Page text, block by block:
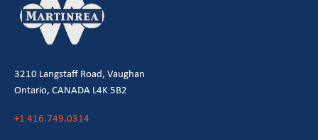
3210 Langstaff Road, Vaughan
Ontario, CANADA L4K 5B2
+1 416.749.0314